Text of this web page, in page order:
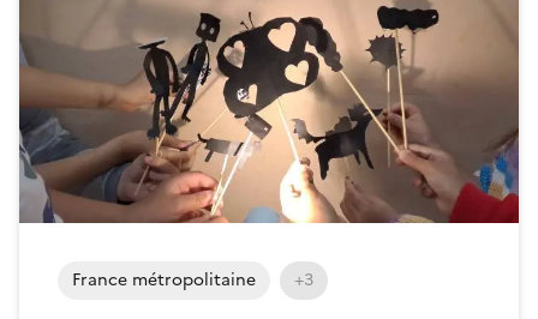
France métropolitaine +3